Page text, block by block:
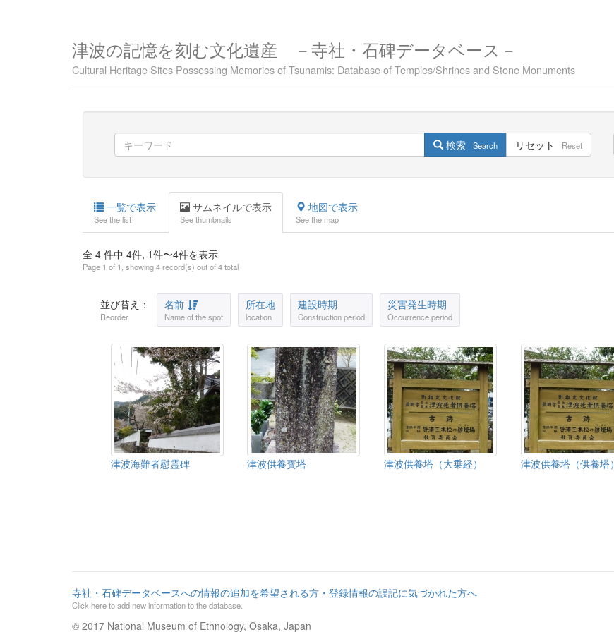
津波の記憶を刻む文化遺産 －寺社・石碑データベース－
Cultural Heritage Sites Possessing Memories of Tsunamis: Database of Temples/Shrines and Stone Monuments
検索 Search リセット Reset
一覧で表示
See the list
サムネイルで表示
See thumbnails
地図で表示
See the map
全 4 件中 4件, 1件〜4件を表示
Page 1 of 1, showing 4 record(s) out of 4 total
並び替え：
Reorder
名前
Name of the spot
所在地
location
建設時期
Construction period
災害発生時期
Occurrence period
津波海難者慰霊碑 津波供養寳塔 津波供養塔（大乗経） 津波供養塔（供養塔）
寺社・石碑データベースへの情報の追加を希望される方・登録情報の誤記に気づかれた方へ
Click here to add new information to the database.
© 2017 National Museum of Ethnology, Osaka, Japan